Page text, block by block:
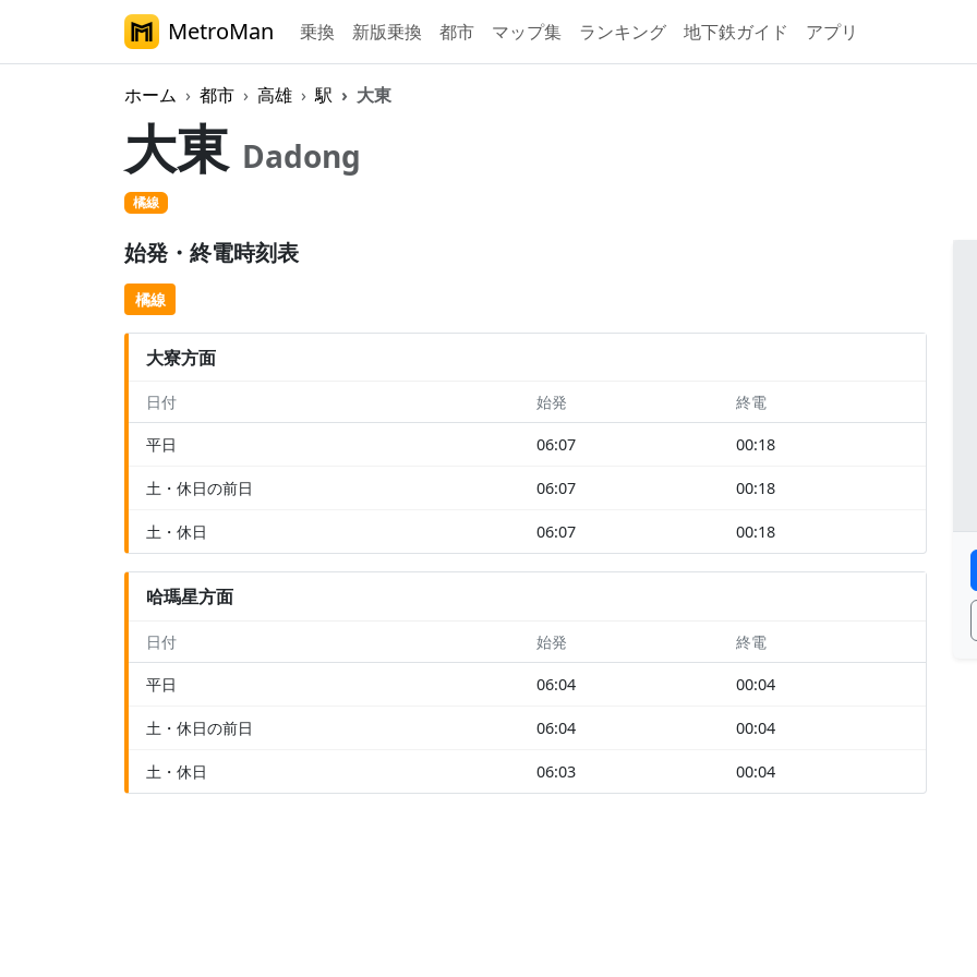
MetroMan 乗換 新版乗換 都市 マップ集 ランキング 地下鉄ガイド アプリ
ホーム 都市 高雄 駅 大東
大東 Dadong
橘線
始発・終電時刻表
橘線
大寮方面
日付 始発 終電
平日 06:07 00:18
土・休日の前日 06:07 00:18
土・休日 06:07 00:18
哈瑪星方面
日付 始発 終電
平日 06:04 00:04
土・休日の前日 06:04 00:04
土・休日 06:03 00:04